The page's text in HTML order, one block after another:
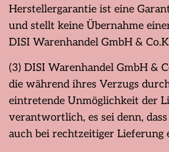
Herstellergarantie ist eine
und stellt keine Übernahme
DISI Warenhandel GmbH &
(3) DISI Warenhandel GmbH &
die während ihres Verzugs
eintretende Unmöglichkeit der
verantwortlich, es sei denn, dass
auch bei rechtzeitiger Lieferung